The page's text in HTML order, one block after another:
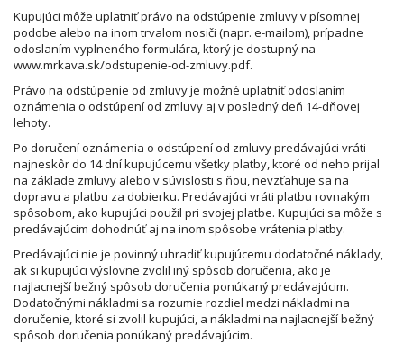
Kupujúci môže uplatniť právo na odstúpenie zmluvy v písomnej
podobe alebo na inom trvalom nosiči (napr. e-mailom), prípadne
odoslaním vyplneného formulára, ktorý je dostupný na
www.mrkava.sk/odstupenie-od-zmluvy.pdf.
Právo na odstúpenie od zmluvy je možné uplatniť odoslaním
oznámenia o odstúpení od zmluvy aj v posledný deň 14-dňovej
lehoty.
Po doručení oznámenia o odstúpení od zmluvy predávajúci vráti
najneskôr do 14 dní kupujúcemu všetky platby, ktoré od neho prijal
na základe zmluvy alebo v súvislosti s ňou, nevzťahuje sa na
dopravu a platbu za dobierku. Predávajúci vráti platbu rovnakým
spôsobom, ako kupujúci použil pri svojej platbe. Kupujúci sa môže s
predávajúcim dohodnúť aj na inom spôsobe vrátenia platby.
Predávajúci nie je povinný uhradiť kupujúcemu dodatočné náklady,
ak si kupujúci výslovne zvolil iný spôsob doručenia, ako je
najlacnejší bežný spôsob doručenia ponúkaný predávajúcim.
Dodatočnými nákladmi sa rozumie rozdiel medzi nákladmi na
doručenie, ktoré si zvolil kupujúci, a nákladmi na najlacnejší bežný
spôsob doručenia ponúkaný predávajúcim.